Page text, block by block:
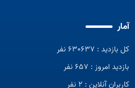
آمار
کل بازدید : 630637 نفر
بازدید امروز : 657 نفر
کاربران آنلاین : 2 نفر